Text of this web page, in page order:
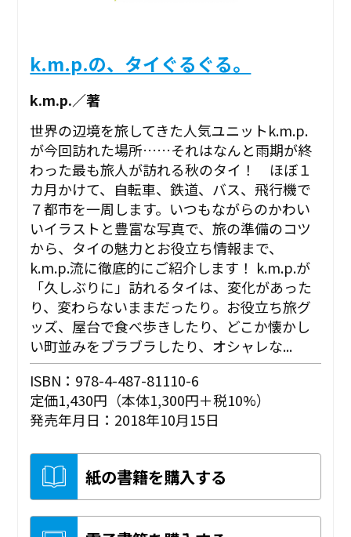
k.m.p.の、タイぐるぐる。
k.m.p.／著
世界の辺境を旅してきた人気ユニットk.m.p.
が今回訪れた場所……それはなんと雨期が終
わった最も旅人が訪れる秋のタイ！ ほぼ１
カ月かけて、自転車、鉄道、バス、飛行機で
７都市を一周します。いつもながらのかわい
いイラストと豊富な写真で、旅の準備のコツ
から、タイの魅力とお役立ち情報まで、
k.m.p.流に徹底的にご紹介します！ k.m.p.が
「久しぶりに」訪れるタイは、変化があった
り、変わらないままだったり。お役立ち旅グ
ッズ、屋台で食べ歩きしたり、どこか懐かし
い町並みをブラブラしたり、オシャレな...
ISBN：978-4-487-81110-6
定価1,430円（本体1,300円＋税10%）
発売年月日：2018年10月15日
紙の書籍を購入する